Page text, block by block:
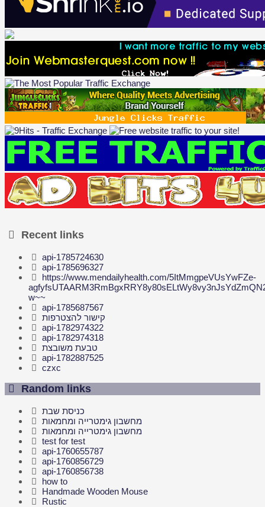
Recent links
api-1785724630
api-1785696327
https://www.mendailyhealth.com/5ItMmgpeVUsYwFZe-
w~~
api-1785687567
קישור להצטרפות
api-1782974322
api-1782974318
טבעת משובצת
api-1782887525
czxc
Random links
כניסת שבת
מחשבון גימטרייה ומחמאות
מחשבון גימטרייה ומחמאות
test for test
api-1760655787
api-1760856729
api-1760856738
how to
Handmade Wooden Mouse
Rustic